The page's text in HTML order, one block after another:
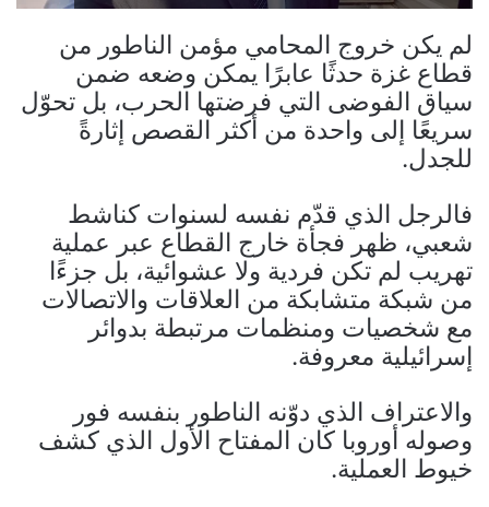
لم يكن خروج المحامي مؤمن الناطور من
قطاع غزة حدثًا عابرًا يمكن وضعه ضمن
سياق الفوضى التي فرضتها الحرب، بل تحوّل
سريعًا إلى واحدة من أكثر القصص إثارةً
للجدل.
فالرجل الذي قدّم نفسه لسنوات كناشط
شعبي، ظهر فجأة خارج القطاع عبر عملية
تهريب لم تكن فردية ولا عشوائية، بل جزءًا
من شبكة متشابكة من العلاقات والاتصالات
مع شخصيات ومنظمات مرتبطة بدوائر
إسرائيلية معروفة.
والاعتراف الذي دوّنه الناطور بنفسه فور
وصوله أوروبا كان المفتاح الأول الذي كشف
خيوط العملية.